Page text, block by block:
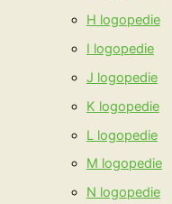
H logopedie
I logopedie
J logopedie
K logopedie
L logopedie
M logopedie
N logopedie